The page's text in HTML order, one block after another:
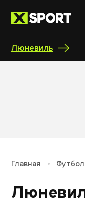
Люневиль
Главная • Футбол